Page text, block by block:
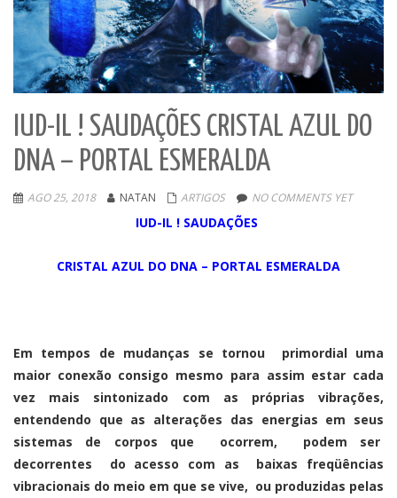
IUD-IL ! SAUDAÇÕES CRISTAL AZUL DO
DNA – PORTAL ESMERALDA
AGO 25, 2018 NATAN ARTIGOS NO COMMENTS YET
IUD-IL ! SAUDAÇÕES
CRISTAL AZUL DO DNA – PORTAL ESMERALDA
Em tempos de mudanças se tornou primordial uma
maior conexão consigo mesmo para assim estar cada
vez mais sintonizado com as próprias vibrações,
entendendo que as alterações das energias em seus
sistemas de corpos que ocorrem, podem ser
decorrentes do acesso com as baixas freqüências
vibracionais do meio em que se vive, ou produzidas pelas